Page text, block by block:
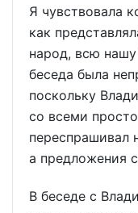
Я чувствовала
как
народ, всю
беседа была
поскольку
со всеми
переспрашивал
а предложения
В беседе с